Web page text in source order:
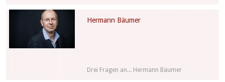
Hermann Bäumer
Drei Fragen an... Hermann Bäumer